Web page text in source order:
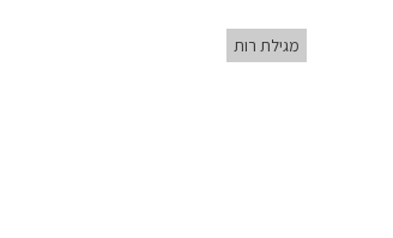
מגילת רות